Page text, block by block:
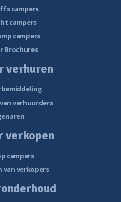
campers
campers
campers
Brochures
verhuren
verhuurders
verkopen
campers
van verkopers